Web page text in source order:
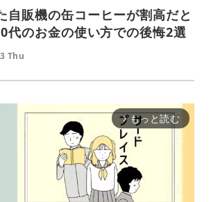
自販機の缶コーヒーが割高だと
代のお金の使い方での後悔2選
Thu
arrow_forward_ios もっと読む